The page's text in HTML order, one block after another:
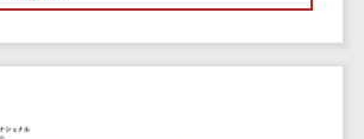
テム
クラウド型セ